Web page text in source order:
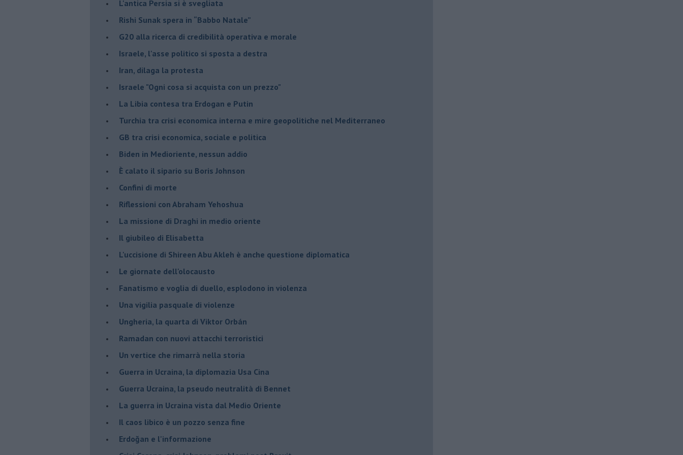
L'antica Persia si è svegliata
Rishi Sunak spera in “Babbo Natale”
G20 alla ricerca di credibilità operativa e morale
Israele, l'asse politico si sposta a destra
Iran, dilaga la protesta
Israele "Ogni cosa si acquista con un prezzo"
La Libia contesa tra Erdogan e Putin
Turchia tra crisi economica interna e mire geopolitiche nel Mediterraneo
GB tra crisi economica, sociale e politica
Biden in Medioriente, nessun addio
È calato il sipario su Boris Johnson
Confini di morte
Riflessioni con Abraham Yehoshua
La missione di Draghi in medio oriente
Il giubileo di Elisabetta
L'uccisione di Shireen Abu Akleh è anche questione diplomatica
Le giornate dell'olocausto
Fanatismo e voglia di duello, esplodono in violenza
Una vigilia pasquale di violenze
Ungheria, la quarta di Viktor Orbán
Ramadan con nuovi attacchi terroristici
Un vertice che rimarrà nella storia
Guerra in Ucraina, la diplomazia Usa Cina
Guerra Ucraina, la pseudo neutralità di Bennet
La guerra in Ucraina vista dal Medio Oriente
​Il caos libico è un pozzo senza fine
Erdoğan e l'informazione